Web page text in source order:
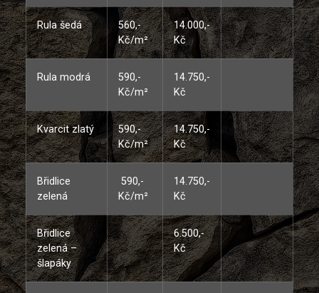
Rula šedá
560,-
Kč/m²
14.000,-
Kč
Rula modrá
590,-
Kč/m²
14.750,-
Kč
Kvarcit zlatý
590,-
Kč/m²
14.750,-
Kč
Břidlice
zelená
590,-
Kč/m²
14.750,-
Kč
Břidlice
zelená –
šlapáky
6.500,-
Kč